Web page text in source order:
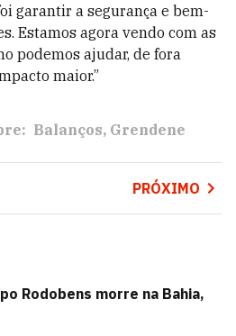
garantir a segurança e bem-
Estamos agora vendo com as
podemos ajudar, de fora
maior.”
Balanços Grendene
PRÓXIMO
Rodobens morre na Bahia,